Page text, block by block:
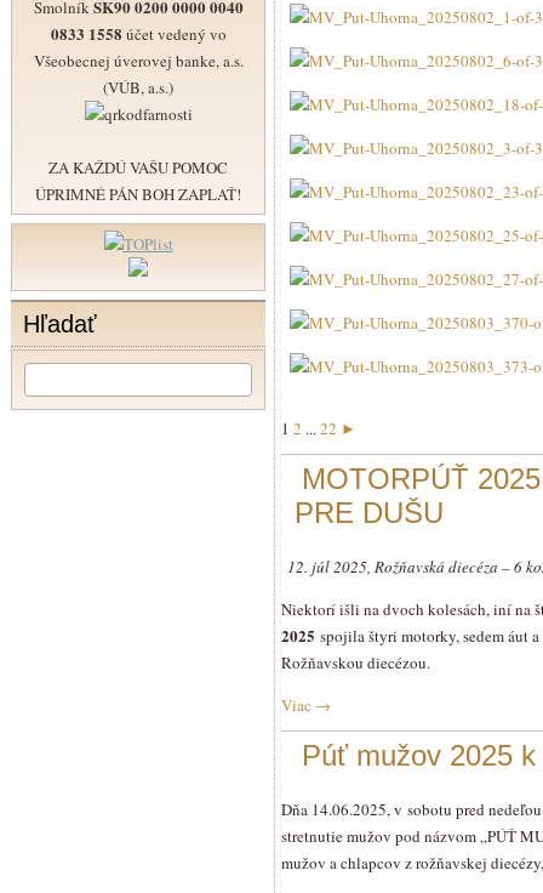
SmolníkSK90 0200 0000 0040
0833 1558 účet vedený vo
Všeobecnej úverovej banke, a.s.
(VÚB, a.s.)
ZA KAŽDÚ VAŠU POMOC
ÚPRIMNÉ PÁN BOH ZAPLAŤ!
Hľadať
1 2 ...22 ►
MOTORPÚŤ
PRE DUŠU
12. júl 2025, Rožňavská diecéza – 6
Niektorí išli na dvoch kolesách, iní na
2025 spojila štyri motorky, sedem áut
Rožňavskou diecézou.
Viac →
Púť mužov 2025
Dňa 14.06.2025, v sobotu pred
stretnutie mužov pod názvom „PÚŤ
mužov a chlapcov z rožňavskej